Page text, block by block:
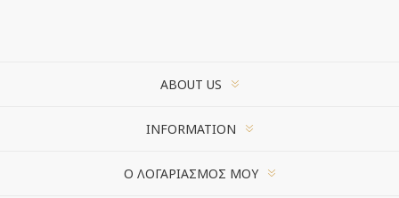
ABOUT US
INFORMATION
Ο ΛΟΓΑΡΙΑΣΜΌΣ ΜΟΥ